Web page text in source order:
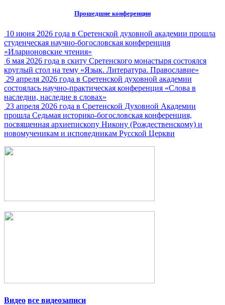
Прошедшие конференции
10 июня 2026 года в Сретенской духовной академии прошла
студенческая научно-богословская конференция
«Иларионовские чтения»
6 мая 2026 года в скиту Сретенского монастыря состоялся
круглый стол на тему «Язык. Литература. Православие»
29 апреля 2026 года в Сретенской духовной академии
состоялась научно-практическая конференция «Слова в
наследии, наследие в словах»
23 апреля 2026 года в Сретенской Духовной Академии
прошла Седьмая историко-богословская конференция,
посвященная архиепископу Никону (Рождественскому) и
новомученикам и исповедникам Русской Церкви
Видео все видеозаписи